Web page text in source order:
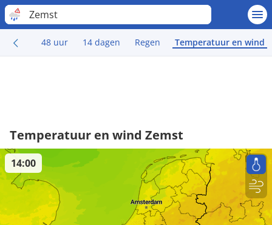
Zemst
48 uur 14 dagen Regen Temperatuur en wind
Temperatuur en wind Zemst
14:00